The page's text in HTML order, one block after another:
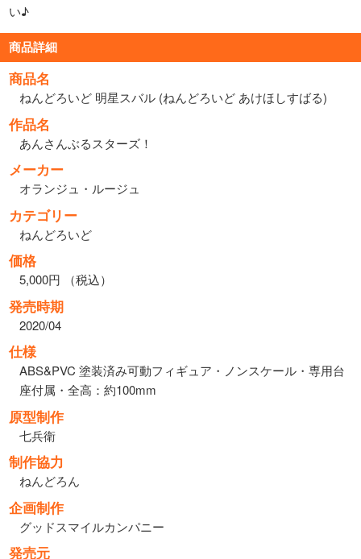
い♪
商品詳細
商品名
ねんどろいど 明星スバル (ねんどろいど あけほしすばる)
作品名
あんさんぶるスターズ！
メーカー
オランジュ・ルージュ
カテゴリー
ねんどろいど
価格
5,000円 （税込）
発売時期
2020/04
仕様
ABS&PVC 塗装済み可動フィギュア・ノンスケール・専用台
座付属・全高：約100mm
原型制作
七兵衛
制作協力
ねんどろん
企画制作
グッドスマイルカンパニー
発売元